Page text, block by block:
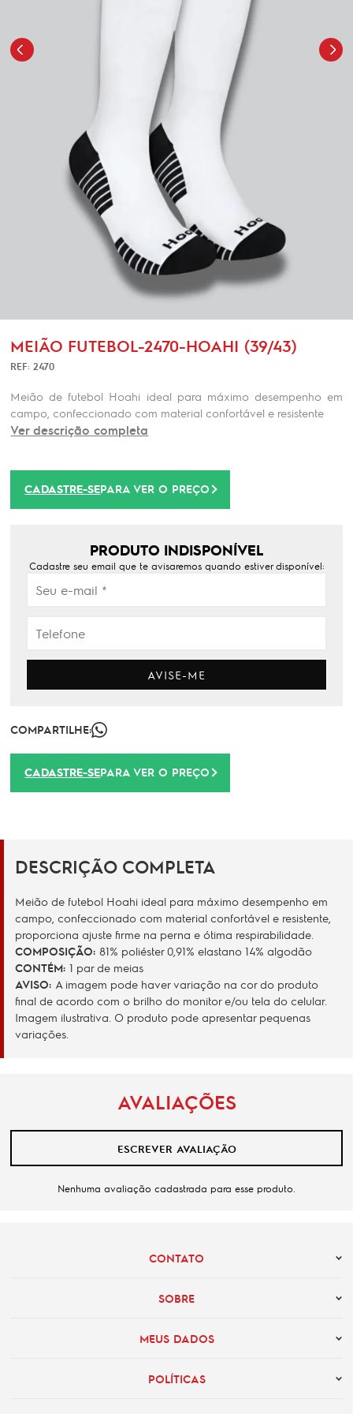
MEIÃO FUTEBOL-2470-HOAHI (39/43)
REF: 2470
Meião de futebol Hoahi ideal para máximo desempenho em
campo, confeccionado com material confortável e resistente
Ver descrição completa
CADASTRE-SEPARA VER O PREÇO
PRODUTO INDISPONÍVEL
Cadastre seu email que te avisaremos quando estiver disponível:
AVISE-ME
COMPARTILHE:
CADASTRE-SEPARA VER O PREÇO
DESCRIÇÃO COMPLETA
Meião de futebol Hoahi ideal para máximo desempenho em
campo, confeccionado com material confortável e resistente,
proporciona ajuste firme na perna e ótima respirabilidade.
COMPOSIÇÃO: 81% poliéster 0,91% elastano 14% algodão
CONTÉM: 1 par de meias
AVISO: A imagem pode haver variação na cor do produto
final de acordo com o brilho do monitor e/ou tela do celular.
Imagem ilustrativa. O produto pode apresentar pequenas
variações.
AVALIAÇÕES
ESCREVER AVALIAÇÃO
Nenhuma avaliação cadastrada para esse produto.
CONTATO
SOBRE
MEUS DADOS
POLÍTICAS